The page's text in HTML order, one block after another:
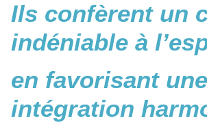
Ils confèrent un
indéniable à
en favorisant une
intégration